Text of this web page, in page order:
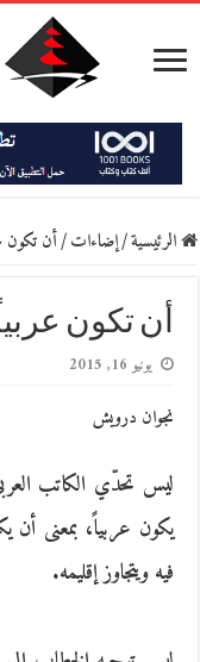
الرئيسية/إضاءات/أن تكون
أن تكون
يونيو 16, 2015
نجوان درويش
ليس تحدّي الكاتب
يكون عربياً، بمعنى
فيه ويتجاوز إقليمه.